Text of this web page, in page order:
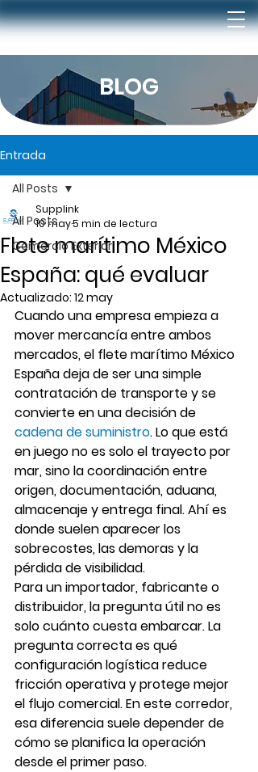
BLOG
Entrada
All Posts
Comercio Exterior
All Posts
Flete marítimo México
España: qué evaluar
Supplink
10 may5 min de lectura
Actualizado: 12 may
Cuando una empresa empieza a
mover mercancía entre ambos
mercados, el flete marítimo México
España deja de ser una simple
contratación de transporte y se
convierte en una decisión de
cadena de suministro. Lo que está
en juego no es solo el trayecto por
mar, sino la coordinación entre
origen, documentación, aduana,
almacenaje y entrega final. Ahí es
donde suelen aparecer los
sobrecostes, las demoras y la
pérdida de visibilidad.
Para un importador, fabricante o
distribuidor, la pregunta útil no es
solo cuánto cuesta embarcar. La
pregunta correcta es qué
configuración logística reduce
fricción operativa y protege mejor
el flujo comercial. En este corredor,
esa diferencia suele depender de
cómo se planifica la operación
desde el primer paso.